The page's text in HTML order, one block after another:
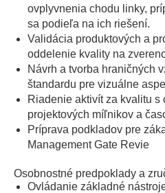
ovplyvnenia chodu linky,
sa podieľa na ich riešení.
Validácia produktových a
oddelenie kvality na
Návrh a tvorba hraničných
štandardu pre vizuálne
Riadenie aktivít za kvalitu
projektových míľnikov a
Príprava podkladov pre
Management Gate Revie
Osobnostné predpoklady a
Ovládanie základné